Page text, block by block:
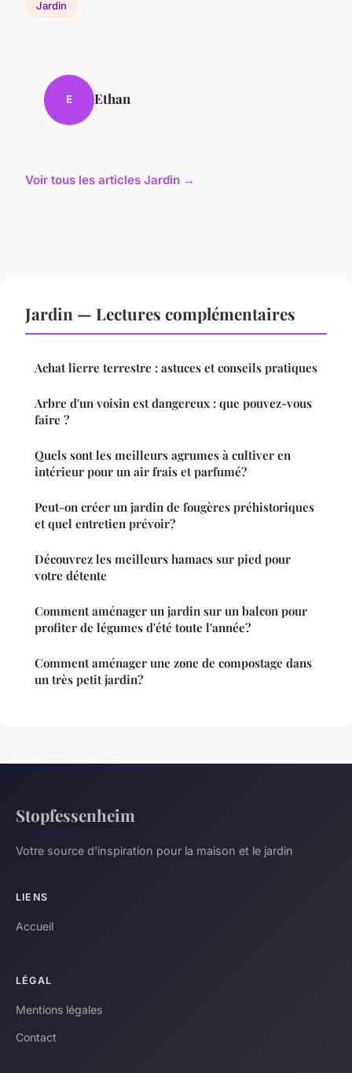
Jardin
E Ethan
Voir tous les articles Jardin →
Jardin — Lectures complémentaires
Achat lierre terrestre : astuces et conseils pratiques
Arbre d'un voisin est dangereux : que pouvez-vous
faire ?
Quels sont les meilleurs agrumes à cultiver en
intérieur pour un air frais et parfumé?
Peut-on créer un jardin de fougères préhistoriques
et quel entretien prévoir?
Découvrez les meilleurs hamacs sur pied pour
votre détente
Comment aménager un jardin sur un balcon pour
profiter de légumes d'été toute l'année?
Comment aménager une zone de compostage dans
un très petit jardin?
Stopfessenheim
Votre source d'inspiration pour la maison et le jardin
LIENS
Accueil
LÉGAL
Mentions légales
Contact